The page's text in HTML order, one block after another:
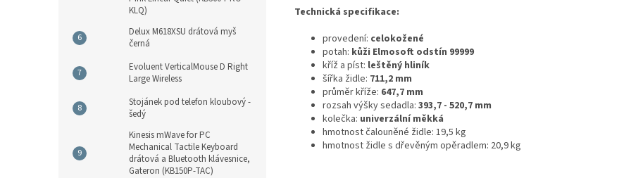
KLQ)
Delux M618XSU drátová myš
černá
Evoluent VerticalMouse D Right
Large Wireless
Stojánek pod telefon kloubový -
šedý
Kinesis mWave for PC
Mechanical Tactile Keyboard
drátová a Bluetooth klávesnice,
Gateron (KB150P-TAC)
Technická specifikace:
provedení: celokožené
potah: kůži Elmosoft odstín 99999
kříž a píst: leštěný hliník
šířka židle: 711,2 mm
průměr kříže: 647,7 mm
rozsah výšky sedadla: 393,7 - 520,7 mm
kolečka: univerzální měkká
hmotnost čalouněné židle: 19,5 kg
hmotnost židle s dřevěným opěradlem: 20,9 kg